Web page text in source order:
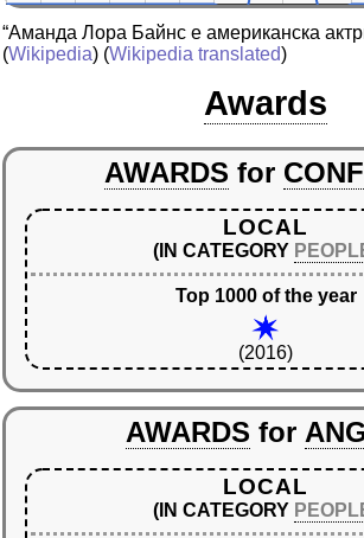
“Аманда Лора Байнс е американска
(Wikipedia) (Wikipedia translated)
Awards
AWARDS for
LOCAL
(IN CATEGORY
Top 1000 of the year
(2016)
AWARDS for
LOCAL
(IN CATEGORY